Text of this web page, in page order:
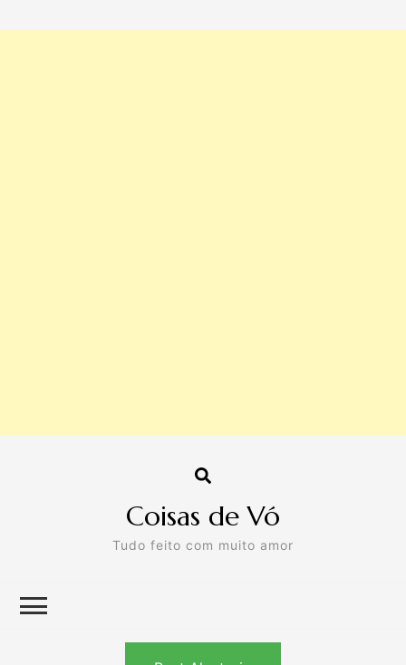
Coisas de Vó
Tudo feito com muito amor